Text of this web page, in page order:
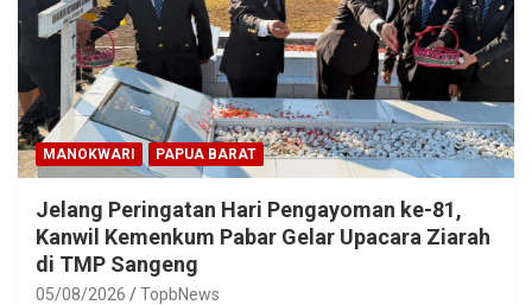
MANOKWARI PAPUA BARAT
Jelang Peringatan Hari Pengayoman ke-81,
Kanwil Kemenkum Pabar Gelar Upacara Ziarah
di TMP Sangeng
05/08/2026 TopbNews